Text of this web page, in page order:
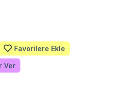
Favorilere Ekle
Ver